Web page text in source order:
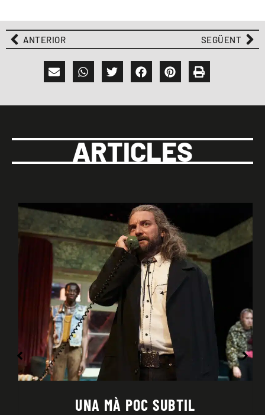
ANTERIOR SEGÜENT
ARTICLES
UNA MÀ POC SUBTIL